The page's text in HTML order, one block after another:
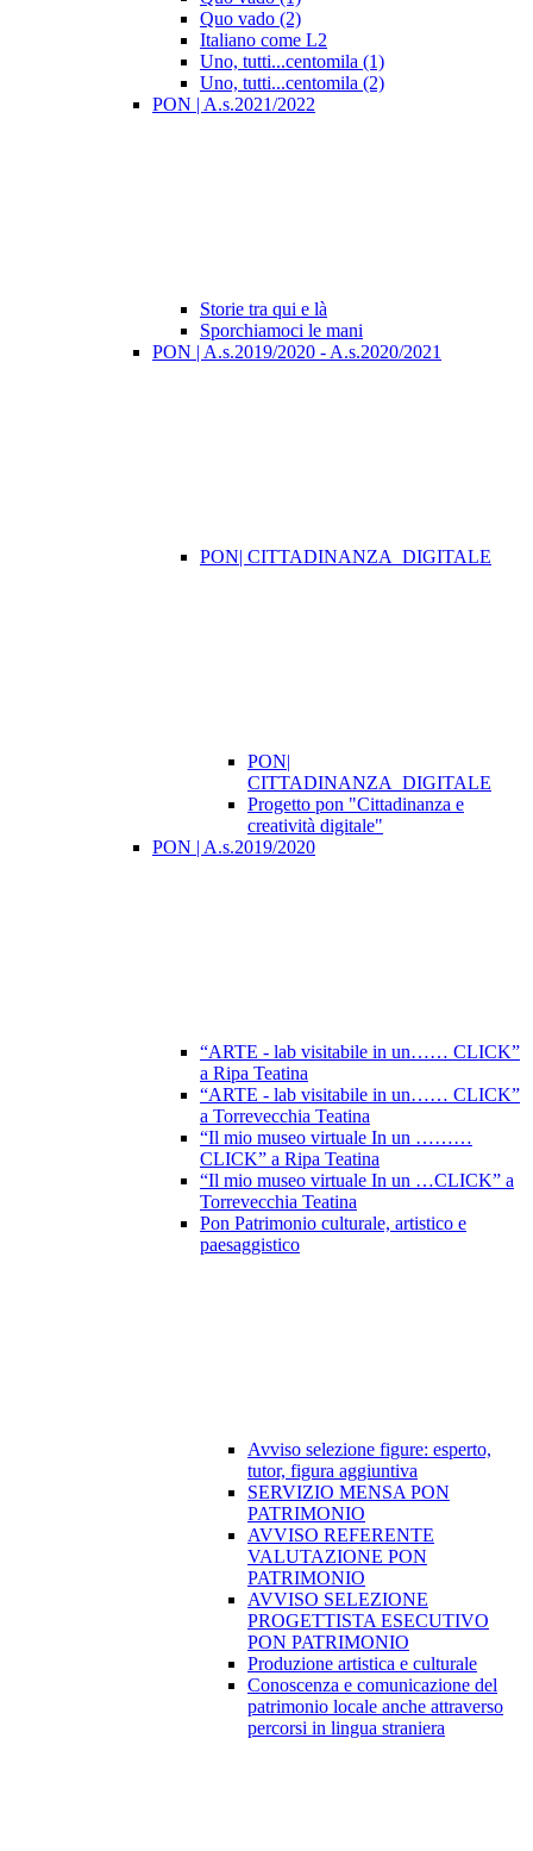
Quo vado (2)
Italiano come L2
Uno, tutti...centomila (1)
Uno, tutti...centomila (2)
PON | A.s.2021/2022
Storie tra qui e là
Sporchiamoci le mani
PON | A.s.2019/2020 - A.s.2020/2021
PON| CITTADINANZA_DIGITALE
PON|
CITTADINANZA_DIGITALE
Progetto pon "Cittadinanza e
creatività digitale"
PON | A.s.2019/2020
“ARTE - lab visitabile in un…… CLICK”
a Ripa Teatina
“ARTE - lab visitabile in un…… CLICK”
a Torrevecchia Teatina
“Il mio museo virtuale In un ………
CLICK” a Ripa Teatina
“Il mio museo virtuale In un …CLICK” a
Torrevecchia Teatina
Pon Patrimonio culturale, artistico e
paesaggistico
Avviso selezione figure: esperto,
tutor, figura aggiuntiva
SERVIZIO MENSA PON
PATRIMONIO
AVVISO REFERENTE
VALUTAZIONE PON
PATRIMONIO
AVVISO SELEZIONE
PROGETTISTA ESECUTIVO
PON PATRIMONIO
Produzione artistica e culturale
Conoscenza e comunicazione del
patrimonio locale anche attraverso
percorsi in lingua straniera